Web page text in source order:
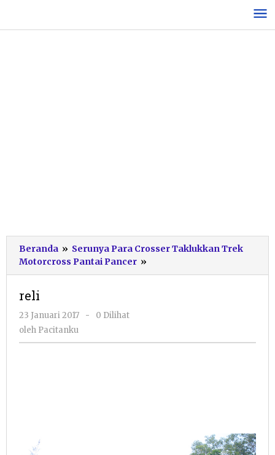
konten
Beranda » Serunya Para Crosser Taklukkan Trek
Motorcross Pantai Pancer »
reli
23 Januari 2017
oleh
-
0 Dilihat
oleh Pacitanku